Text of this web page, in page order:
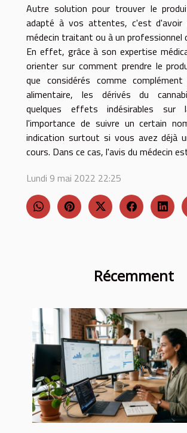
Récemment
Autre solution pour trouver le
adapté à vos attentes, c'est d'avoir
médecin traitant ou à un professionnel
En effet, grâce à son expertise
orienter sur comment prendre le
que considérés comme
alimentaire, les dérivés du
quelques effets indésirables sur
l'importance de suivre un certain
indication surtout si vous avez déjà
cours. Dans ce cas, l'avis du médecin
Lundi 9 mai 2022 22:25